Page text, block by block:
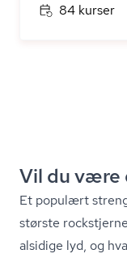
84 kurser
Vil du være
Et populært
største
alsidige lyd, og